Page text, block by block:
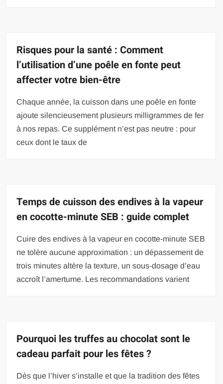
Risques pour la santé : Comment
l’utilisation d’une poêle en fonte peut
affecter votre bien-être
Chaque année, la cuisson dans une poêle en fonte
ajoute silencieusement plusieurs milligrammes de fer
à nos repas. Ce supplément n’est pas neutre : pour
ceux dont le taux de
Temps de cuisson des endives à la vapeur
en cocotte-minute SEB : guide complet
Cuire des endives à la vapeur en cocotte-minute SEB
ne tolère aucune approximation : un dépassement de
trois minutes altère la texture, un sous-dosage d’eau
accroît l’amertume. Les recommandations varient
Pourquoi les truffes au chocolat sont le
cadeau parfait pour les fêtes ?
Dès que l’hiver s’installe et que la tradition des fêtes